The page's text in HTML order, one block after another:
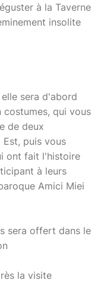
à la Taverne
insolite
sera d'abord
costumes, qui vous
de deux
puis vous
ont fait l'histoire
à leurs
Amici Miei
sera offert dans le
la visite